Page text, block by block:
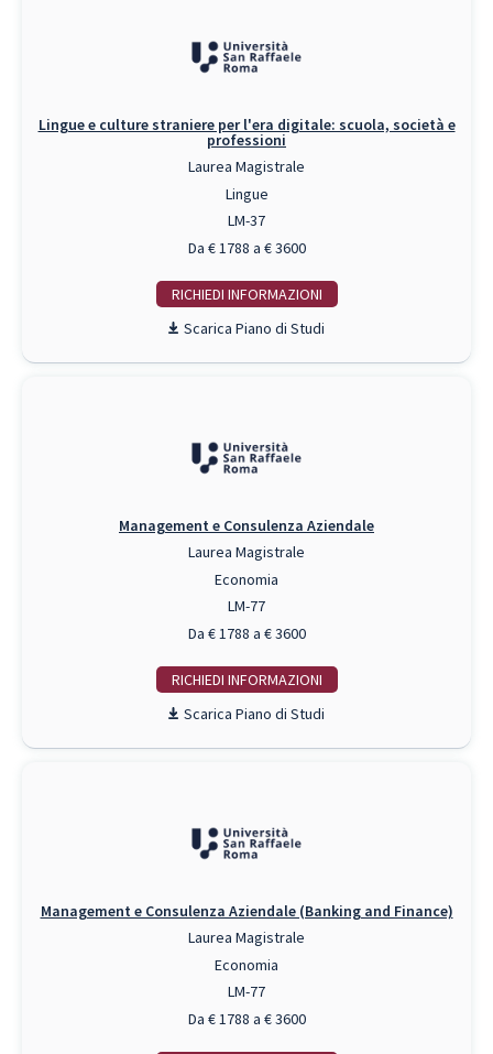
Lingue e culture straniere per l'era digitale: scuola, società e
professioni
Laurea Magistrale
Lingue
LM-37
Da € 1788 a € 3600
RICHIEDI INFO
Piano di Studi
Management e Consulenza Aziendale
Laurea Magistrale
Economia
LM-77
Da € 1788 a € 3600
RICHIEDI INFO
Piano di Studi
Management e Consulenza Aziendale (Banking and Finance)
Laurea Magistrale
Economia
LM-77
Da € 1788 a € 3600